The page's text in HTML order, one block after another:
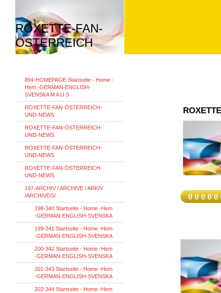
ROXETTE-FAN-
ÖSTERREICH
894-HOMEPAGE-Startseite - Home -
Hem -GERMAN-ENGLISH-
SVENSKA M A U S
ROXETTE-FAN-ÖSTERREICH-
UND-NEWS
ROXETTE-FAN-ÖSTERREICH-
UND-NEWS
ROXETTE-FAN-ÖSTERREICH-
UND-NEWS
ROXETTE-FAN-ÖSTERREICH-
UND-NEWS
197-ARCHIV / ARCHIVE / ARKIV
/ARCHIVOS/
198-340 Startseite - Home -Hem
-GERMAN-ENGLISH-SVENSKA
199-341 Startseite - Home -Hem
-GERMAN-ENGLISH-SVENSKA
200-342 Startseite - Home -Hem
-GERMAN-ENGLISH-SVENSKA
201-343 Startseite - Home -Hem
-GERMAN-ENGLISH-SVENSKA
202-344 Startseite - Home -Hem